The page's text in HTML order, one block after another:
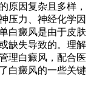
原因复杂且多样，
压力、神经化学因
白癜风是由于皮肤
缺失导致的。理解
理白癜风，配合医
白癜风的一些关键